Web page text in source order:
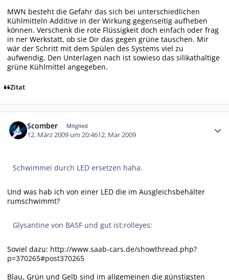
MWN besteht die Gefahr das sich bei unterschiedlichen
Kühlmitteln Additive in der Wirkung gegenseitig aufheben
können. Verschenk die rote Flüssigkeit doch einfach oder frag
in ner Werkstatt, ob sie Dir das gegen grüne tauschen. Mir
wär der Schritt mit dem Spülen des Systems viel zu
aufwendig. Den Unterlagen nach ist sowieso das silikathaltige
grüne Kühlmittel angegeben.
Zitat
Scomber Mitglied
12. März 2009 um 20:4612. Mar 2009
Schwimmei durch LED ersetzen haha.
Und was hab ich von einer LED die im Ausgleichsbehälter
rumschwimmt?
Glysantine von BASF und gut ist:rolleyes:
Soviel dazu: http://www.saab-cars.de/showthread.php?
p=370265#post370265
Blau, Grün und Gelb sind im allgemeinen die günstigsten